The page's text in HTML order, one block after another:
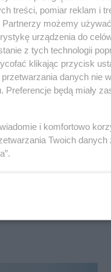
„jak to, ja ze
Tak, to możliwe, ale
się z ich
nie do przyjęcia.
opóźnienia
są
w ogłoszeniach.
„ponieważ
bo wszystkie
treści, pomiar reklam i
możemy
urządzenia do
z tych technologii
klikając przycisk
danych nie
będą miały
i komfortowo
Twoich